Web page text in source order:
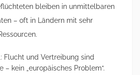
bleiben in unmittelbaren
– oft in Ländern mit sehr
Flucht und Vertreibung sind
– kein „europäisches Problem“.